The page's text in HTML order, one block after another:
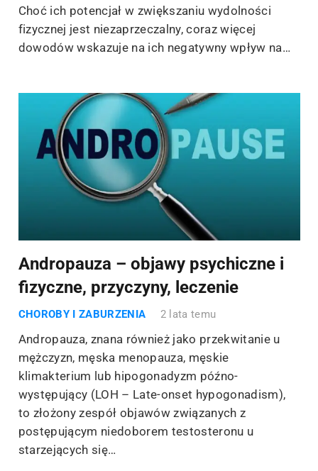
Choć ich potencjał w zwiększaniu wydolności
fizycznej jest niezaprzeczalny, coraz więcej
dowodów wskazuje na ich negatywny wpływ na…
Andropauza – objawy psychiczne i
fizyczne, przyczyny, leczenie
CHOROBY I ZABURZENIA 2 lata temu
Andropauza, znana również jako przekwitanie u
mężczyzn, męska menopauza, męskie
klimakterium lub hipogonadyzm późno-
występujący (LOH – Late-onset hypogonadism),
to złożony zespół objawów związanych z
postępującym niedoborem testosteronu u
starzejących się…